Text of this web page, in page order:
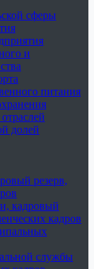
сферы
и
питания
долей
резерв,
кадровый
кадров
службы